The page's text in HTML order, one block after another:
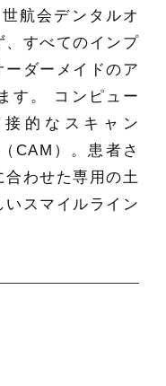
航会デンタルオ
、すべてのインプ
ダーメイドのア
す。 コンピュー
的なスキャン
CAM）。患者さ
合わせた専用の土
スマイルライン